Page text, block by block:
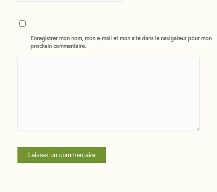
Enregistrer mon nom, mon e-mail et mon site dans le navigateur pour mon
prochain commentaire.